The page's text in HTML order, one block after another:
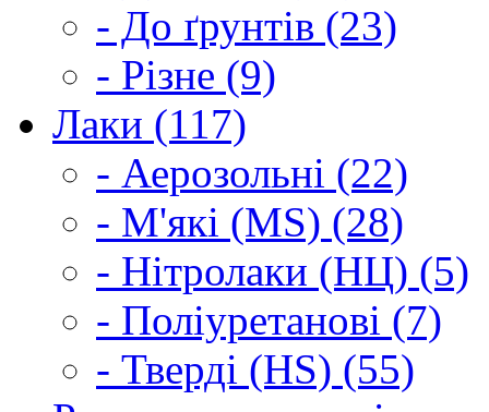
- До ґрунтів (23)
- Різне (9)
Лаки (117)
- Аерозольні (22)
- М'які (MS) (28)
- Нітролаки (НЦ) (5)
- Поліуретанові (7)
- Тверді (HS) (55)